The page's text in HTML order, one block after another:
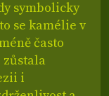
symbolicky
se kamélie v
často
i